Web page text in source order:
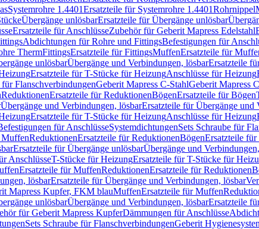
Systemrohre 1.4401Ersatzteile für Systemrohre 1.4401Rohrnippel
Übergänge unlösbarErsatzteile für Übergänge unlösbar
Ersatzteile für AnschlüsseZubehör für Geberit Mapress Edelstahl
Abdichtungen für Rohre und FittingsBefestigungen für
ThermFittingsErsatzteile für FittingsMuffenErsatzteile für
unlösbarÜbergänge und Verbindungen, lösbarErsatzteile
Ersatzteile für T-Stücke für HeizungAnschlüsse für Heizung
für FlanschverbindungenGeberit Mapress C-StahlGeberit Mapress
ReduktionenErsatzteile für ReduktionenBögenErsatzteile für Bögen
Übergänge und Verbindungen, lösbarErsatzteile für Übergänge und
Ersatzteile für T-Stücke für HeizungAnschlüsse für Heizung
für AnschlüsseSystemdichtungenSets Schraube für
MuffenReduktionenErsatzteile für ReduktionenBögenErsatzteile für
Ersatzteile für Übergänge unlösbarÜbergänge und
AnschlüsseT-Stücke für HeizungErsatzteile für T-Stücke für
Ersatzteile für MuffenReduktionenErsatzteile für Reduktionen
lösbarErsatzteile für Übergänge und Verbindungen, lösbar
Mapress Kupfer, FKM blauMuffenErsatzteile für Muffen
unlösbarÜbergänge und Verbindungen, lösbarErsatzteile
für Geberit Mapress KupferDämmungen für Anschlüsse
Sets Schraube für FlanschverbindungenGeberit